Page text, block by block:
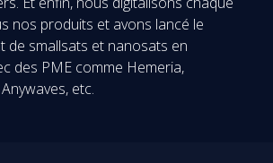
nos produits et avons lancé le
de smallsats et nanosats en
des PME comme Hemeria,
etc.